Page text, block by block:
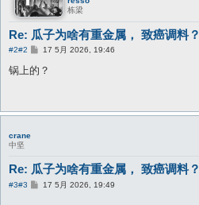
栋梁
Re: 瓜子为啥有重金属， 致癌调料？
#2#2
帖17 5月 2026, 19:46
锅上的？
crane
中坚
Re: 瓜子为啥有重金属， 致癌调料？
#3#3
帖17 5月 2026, 19:49